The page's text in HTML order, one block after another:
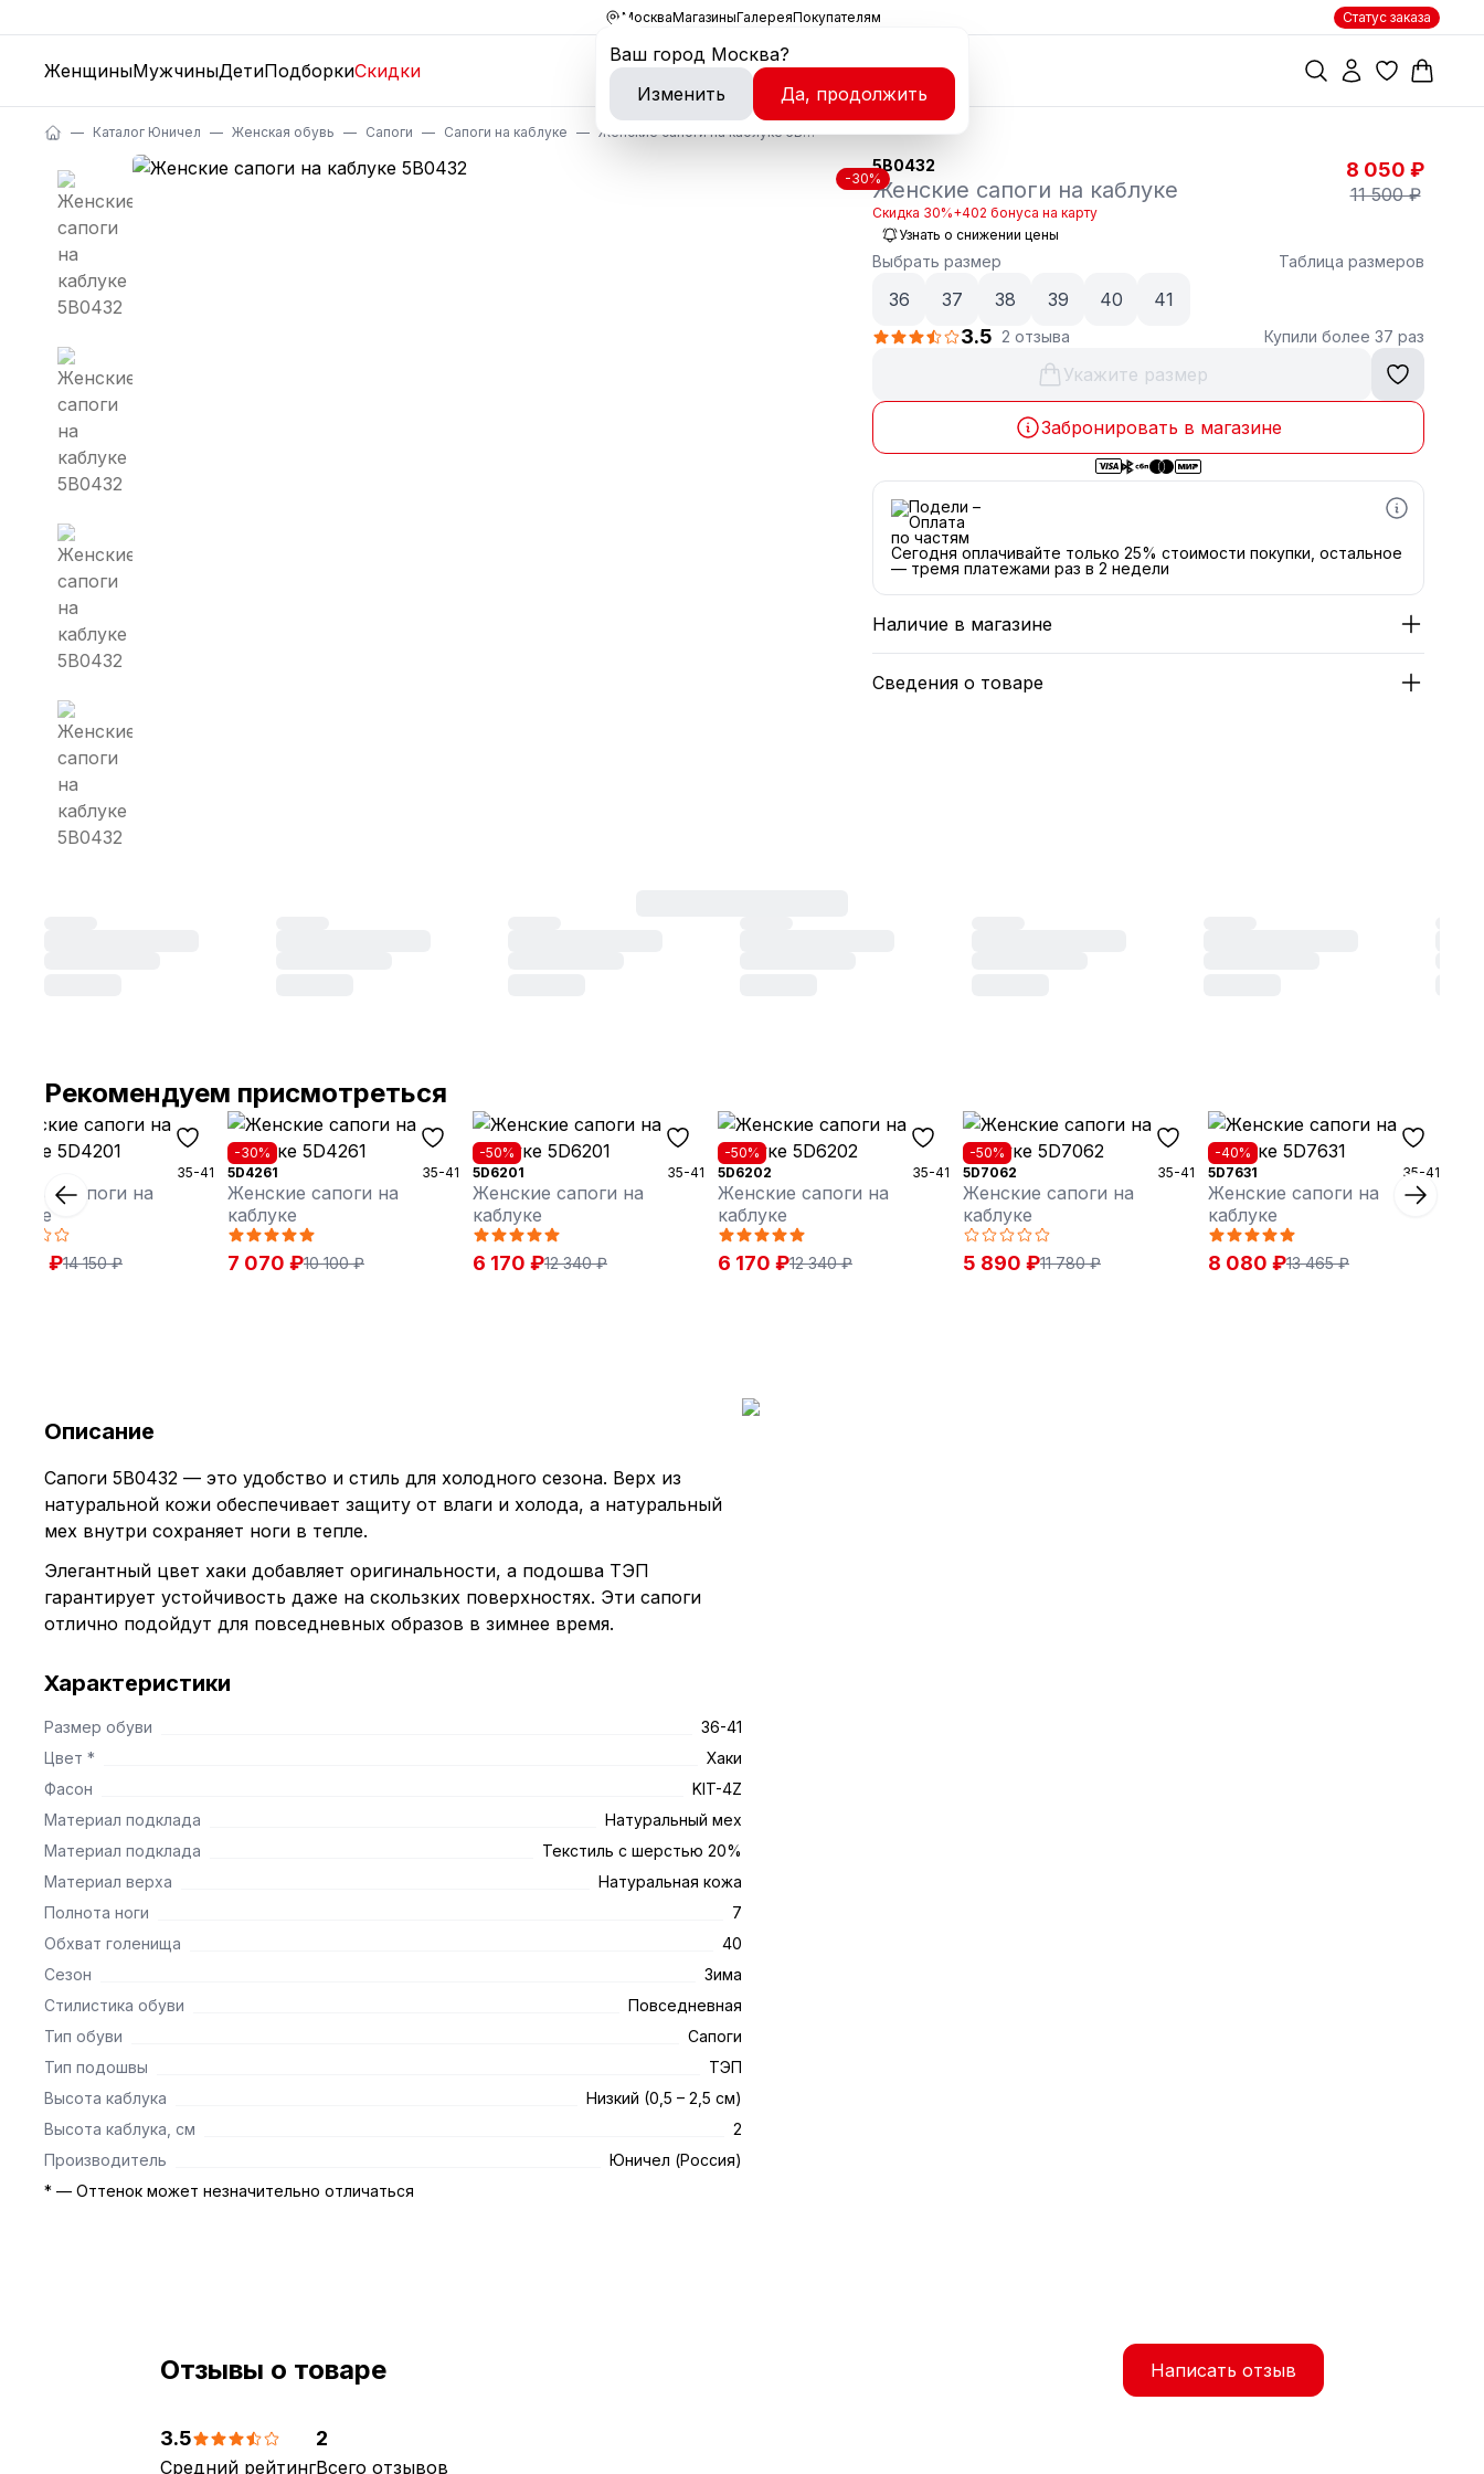
Москва
Ваш город Москва?
Изменить
Да, продолжить
МагазиныГалереяПокупателям Статус заказа
ЖенщиныМужчиныДетиПодборкиСкидки
Каталог Юничел Женская обувь Сапоги Сапоги на каблуке Женские сапоги на каблуке 5B0432
-30% 8 050 ₽
11 500 ₽
5B0432
Женские сапоги на каблуке
Скидка 30%+402 бонуса на карту
Узнать о снижении цены
Выбрать размер Таблица размеров
36 37 38 39 40 41
3.5 2 отзыва Купили более 37 раз
Укажите размер
Забронировать в магазине
Сегодня оплачивайте только 25% стоимости покупки, остальное
— тремя платежами раз в 2 недели
Наличие в магазине
Сведения о товаре
Рекомендуем присмотреться
35-41
сапоги на
320 ₽14 150 ₽
-30%
5D4261
35-41
Женские сапоги на
каблуке
7 070 ₽10 100 ₽
-50%
5D6201
35-41
Женские сапоги на
каблуке
6 170 ₽12 340 ₽
-50%
5D6202
35-41
Женские сапоги на
каблуке
6 170 ₽12 340 ₽
-50%
5D7062
35-41
Женские сапоги на
каблуке
5 890 ₽11 780 ₽
-40%
5D7631
35-41
Женские сапоги на
каблуке
8 080 ₽13 465 ₽
Описание
Сапоги 5B0432 — это удобство и стиль для холодного сезона. Верх из
натуральной кожи обеспечивает защиту от влаги и холода, а натуральный
мех внутри сохраняет ноги в тепле.
Элегантный цвет хаки добавляет оригинальности, а подошва ТЭП
гарантирует устойчивость даже на скользких поверхностях. Эти сапоги
отлично подойдут для повседневных образов в зимнее время.
Характеристики
Размер обуви
36-41
Цвет *
Хаки
Фасон
KIT-4Z
Материал подклада
Натуральный мех
Материал подклада
Текстиль с шерстью 20%
Материал верха
Натуральная кожа
Полнота ноги
7
Обхват голенища
40
Сезон
Зима
Стилистика обуви
Повседневная
Тип обуви
Сапоги
Тип подошвы
ТЭП
Высота каблука
Низкий (0,5 – 2,5 см)
Высота каблука, см
2
Производитель
Юничел (Россия)
* — Оттенок может незначительно отличаться
Отзывы о товаре Написать отзыв
3.5
Средний рейтинг
2
Всего отзывов